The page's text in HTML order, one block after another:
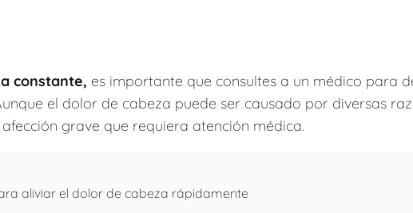
constante, es importante que consultes a un médico para
el dolor de cabeza puede ser causado por diversas
grave que requiera atención médica.
aliviar el dolor de cabeza rápidamente